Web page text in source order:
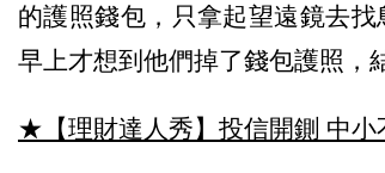
的護照錢包，只拿起望遠鏡去
早上才想到他們掉了錢包護照，
★【理財達人秀】投信開鍘 中小